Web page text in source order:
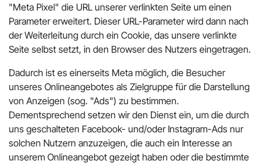
"Meta Pixel" die URL unserer verlinkten Seite um einen
Parameter erweitert. Dieser URL-Parameter wird dann nach
der Weiterleitung durch ein Cookie, das unsere verlinkte
Seite selbst setzt, in den Browser des Nutzers eingetragen.
Dadurch ist es einerseits Meta möglich, die Besucher
unseres Onlineangebotes als Zielgruppe für die Darstellung
von Anzeigen (sog. "Ads") zu bestimmen.
Dementsprechend setzen wir den Dienst ein, um die durch
uns geschalteten Facebook- und/oder Instagram-Ads nur
solchen Nutzern anzuzeigen, die auch ein Interesse an
unserem Onlineangebot gezeigt haben oder die bestimmte